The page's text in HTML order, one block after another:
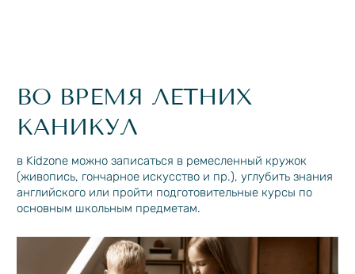
Оплачивайте коммунальные платежи
Заказывайте уборку, стирку, глажку,
трансфер, пропуска для гостей
Получайте доступ к камерам
видеонаблюдения
Получайте уведомления от управляющей